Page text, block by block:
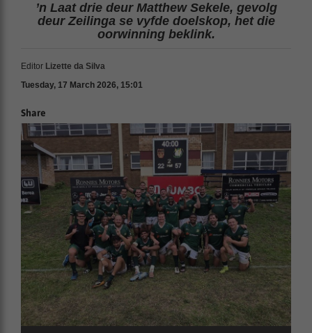
’n Laat drie deur Matthew Sekele, gevolg
deur Zeilinga se vyfde doelskop, het die
oorwinning beklink.
Editor Lizette da Silva
Tuesday, 17 March 2026, 15:01
Share